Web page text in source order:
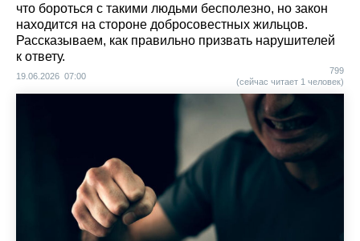
что бороться с такими людьми бесполезно, но закон
находится на стороне добросовестных жильцов.
Рассказываем, как правильно призвать нарушителей
к ответу.
19.06.2026 07:00
799
(сейчас читает 1 человек)